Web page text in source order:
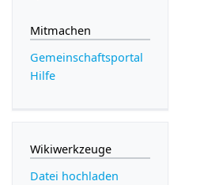
Mitmachen
Gemeinschafts­portal
Hilfe
Wikiwerkzeuge
Datei hochladen